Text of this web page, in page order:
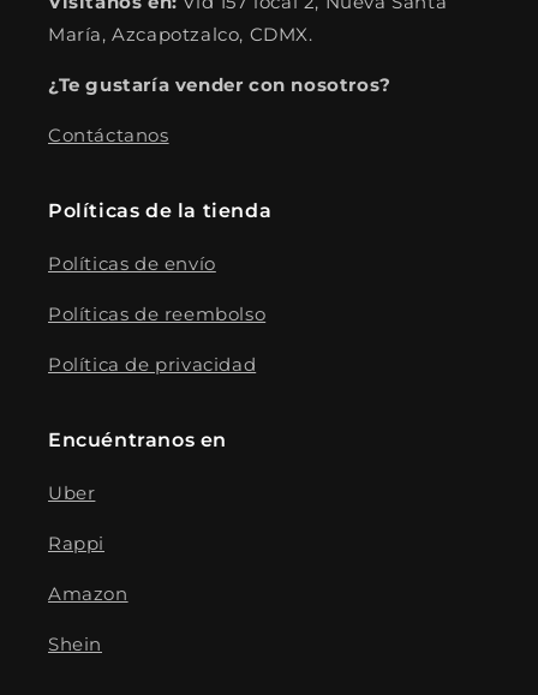
María, Azcapotzalco, CDMX.
¿Te gustaría vender con nosotros?
Contáctanos
Políticas de la tienda
Políticas de envío
Políticas de reembolso
Política de privacidad
Encuéntranos en
Uber
Rappi
Amazon
Shein